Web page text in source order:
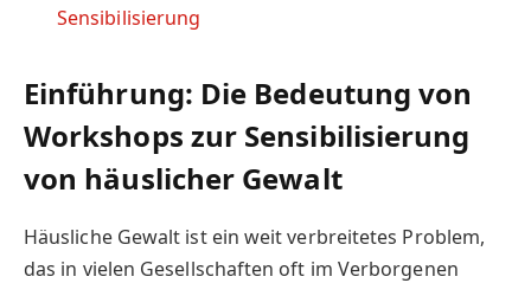
Sensibilisierung
Einführung: Die Bedeutung von
Workshops zur Sensibilisierung
von häuslicher Gewalt
Häusliche Gewalt ist ein weit verbreitetes Problem,
das in vielen Gesellschaften oft im Verborgenen